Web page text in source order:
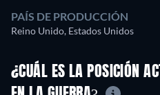
PAÍS DE PRODUCCIÓN
Reino Unido, Estados Unidos
¿CUÁL ES LA POSICIÓN